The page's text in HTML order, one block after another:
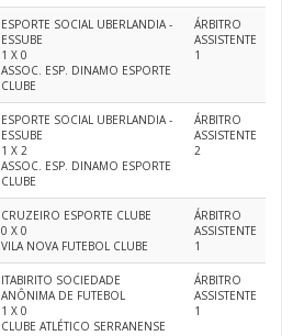
ESPORTE SOCIAL UBERLANDIA -
ESSUBE
1 X 0
ASSOC. ESP. DINAMO ESPORTE
CLUBE
ÁRBITRO
ASSISTENTE
1
ESPORTE SOCIAL UBERLANDIA -
ESSUBE
1 X 2
ASSOC. ESP. DINAMO ESPORTE
CLUBE
ÁRBITRO
ASSISTENTE
2
CRUZEIRO ESPORTE CLUBE
0 X 0
VILA NOVA FUTEBOL CLUBE
ÁRBITRO
ASSISTENTE
1
ITABIRITO SOCIEDADE
ANÔNIMA DE FUTEBOL
1 X 0
CLUBE ATLÉTICO SERRANENSE
ÁRBITRO
ASSISTENTE
1